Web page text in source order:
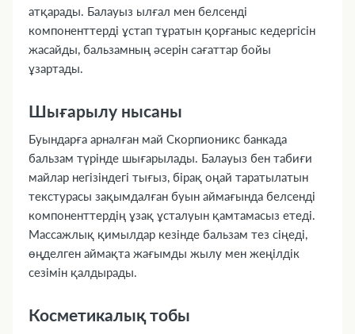
атқарады. Балауыз ылғал мен белсенді
компоненттерді ұстап тұратын қорғаныс кедергісін
жасайды, бальзамның әсерін сағаттар бойы
ұзартады.
Шығарылу нысаны
Буындарға арналған май Скорпионикс банкада
бальзам түрінде шығарылады. Балауыз бен табиғи
майлар негізіндегі тығыз, бірақ оңай таратылатын
текстурасы зақымдалған буын аймағында белсенді
компоненттердің ұзақ ұсталуын қамтамасыз етеді.
Массажлық қимылдар кезінде бальзам тез сіңеді,
өңделген аймақта жағымды жылу мен жеңілдік
сезімін қалдырады.
Косметикалық тобы